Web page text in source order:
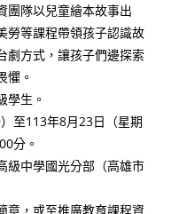
團隊以兒童繪本故事出
勞等課程帶領孩子認識故
劇方式，讓孩子們邊探索
懼。
學生。
至113年8月23日（星期
分。
級中學國光分部（高雄市
章，或至推廣教育課程資